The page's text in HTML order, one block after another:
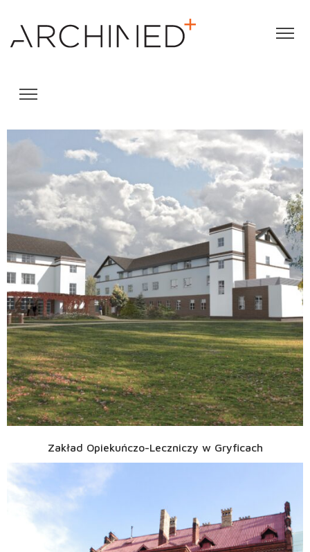
Zakład Opiekuńczo-Leczniczy w Gryficach